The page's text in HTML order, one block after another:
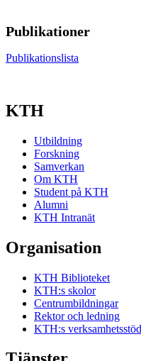
Publikationer
Publikationslista
KTH
Utbildning
Forskning
Samverkan
Om KTH
Student på KTH
Alumni
KTH Intranät
Organisation
KTH Biblioteket
KTH:s skolor
Centrumbildningar
Rektor och ledning
KTH:s verksamhetsstöd